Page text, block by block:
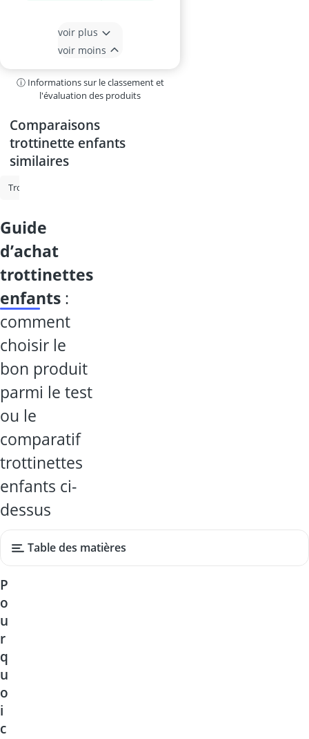
voir plus
voir moins
ⓘ Informations sur le classement et
l'évaluation des produits
Comparaisons
trottinette enfants
similaires
Trottinette tout terrain
guide
d’achat
trottinettes
enfants :
comment
choisir le
bon produit
parmi le test
ou le
comparatif
trottinettes
enfants ci-
dessus
Table des matières
P
o
u
r
q
u
o
i
c